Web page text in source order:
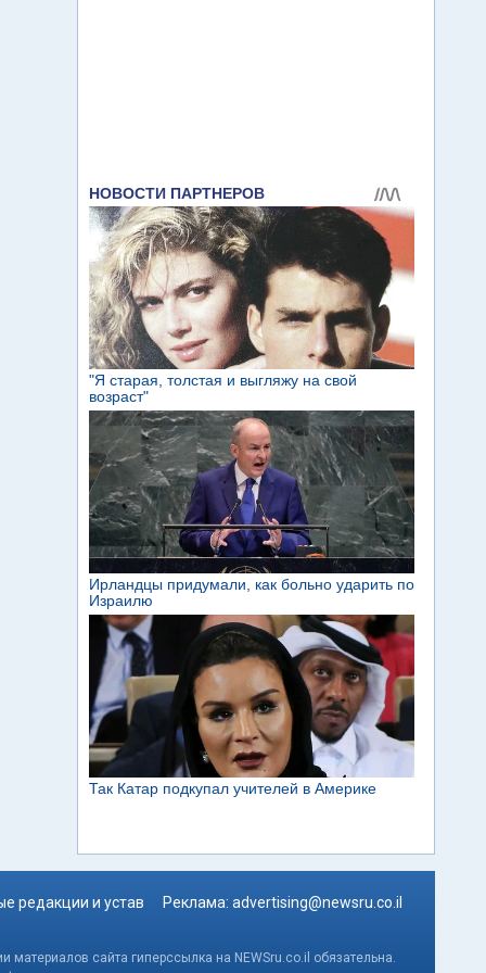
редакции и устав Реклама: advertising@newsru.co.il
сайта гиперссылка на NEWSru.co.il обязательна.